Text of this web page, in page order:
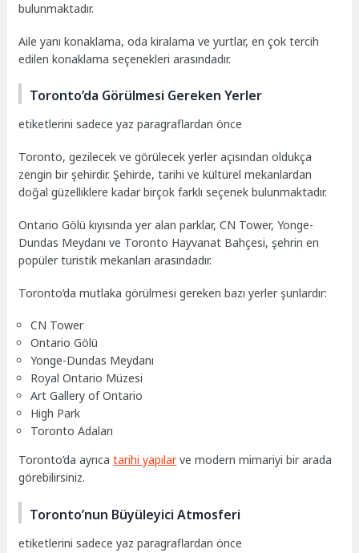
bulunmaktadır.
Aile yanı konaklama, oda kiralama ve yurtlar, en çok tercih
edilen konaklama seçenekleri arasındadır.
Toronto’da Görülmesi Gereken Yerler
etiketlerini sadece yaz paragraflardan önce
Toronto, gezilecek ve görülecek yerler açısından oldukça
zengin bir şehirdir. Şehirde, tarihi ve kültürel mekanlardan
doğal güzelliklere kadar birçok farklı seçenek bulunmaktadır.
Ontario Gölü kıyısında yer alan parklar, CN Tower, Yonge-
Dundas Meydanı ve Toronto Hayvanat Bahçesi, şehrin en
popüler turistik mekanları arasındadır.
Toronto’da mutlaka görülmesi gereken bazı yerler şunlardır:
CN Tower
Ontario Gölü
Yonge-Dundas Meydanı
Royal Ontario Müzesi
Art Gallery of Ontario
High Park
Toronto Adaları
Toronto’da ayrıcatarihi yapılarve modern mimariyi bir arada
görebilirsiniz.
Toronto’nun Büyüleyici Atmosferi
etiketlerini sadece yaz paragraflardan önce